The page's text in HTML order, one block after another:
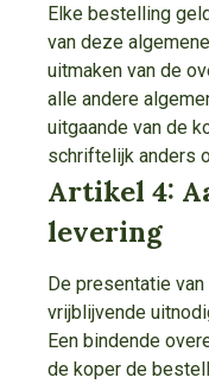
Elke bestelling
van deze
uitmaken van de
alle andere
uitgaande van de
schriftelijk anders
Artikel 4:
levering
De presentatie
vrijblijvende
Een bindende
de koper de